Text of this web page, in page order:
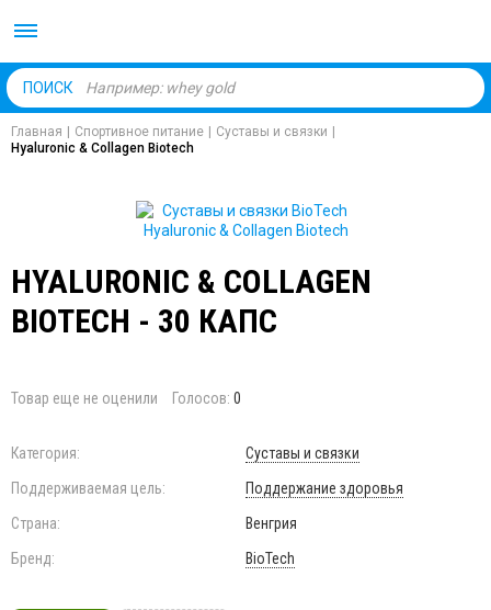
ПОИСК
Главная Спортивное питание Суставы и связки
Hyaluronic & Collagen Biotech
HYALURONIC & COLLAGEN
BIOTECH - 30 КАПС
Товар еще не оценили Голосов: 0
Категория:
Суставы и связки
Поддерживаемая цель:
Поддержание здоровья
Страна:
Венгрия
Бренд:
BioTech